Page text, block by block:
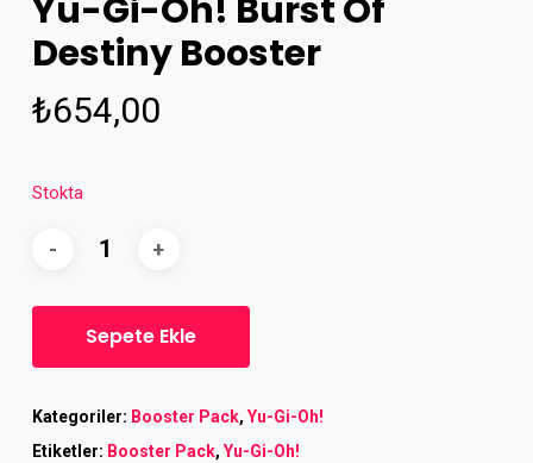
Yu-Gi-Oh! Burst Of
Destiny Booster
₺654,00
Stokta
Sepete Ekle
Kategoriler: Booster Pack, Yu-Gi-Oh!
Etiketler: Booster Pack, Yu-Gi-Oh!